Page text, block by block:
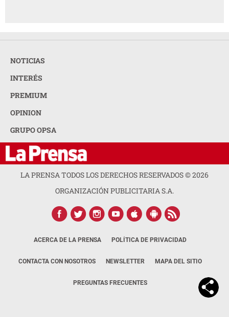
NOTICIAS
INTERÉS
PREMIUM
OPINION
GRUPO OPSA
LA PRENSA TODOS LOS DERECHOS RESERVADOS ©2026
ORGANIZACIÓN PUBLICITARIA S.A.
ACERCA DE LA PRENSA POLÍTICA DE PRIVACIDAD
CONTACTA CON NOSOTROS NEWSLETTER MAPA DEL SITIO
PREGUNTAS FRECUENTES